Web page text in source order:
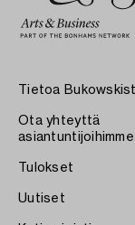
Tietoa
Ota yhteyttä
asiantuntijoihimme
Tulokset
Uutiset